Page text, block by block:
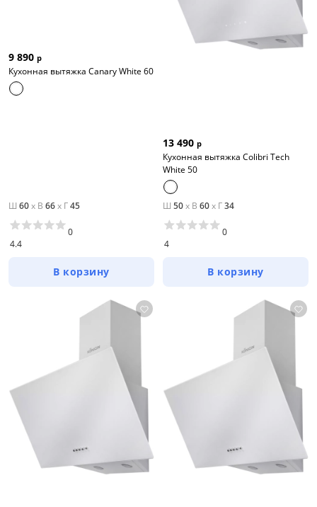
9 890 р
Кухонная вытяжка Canary White 60
Ш 60x В 66x Г45
4.4
0
В корзину
13 490 р
Кухонная вытяжка Colibri Tech
White 50
Ш 50x В 60x Г34
4
0
В корзину